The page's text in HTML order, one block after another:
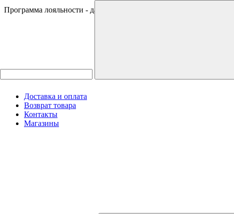
Программа лояльности - дарим 500 ₽ за регистрацию
Доставка и оплата
Возврат товара
Контакты
Магазины